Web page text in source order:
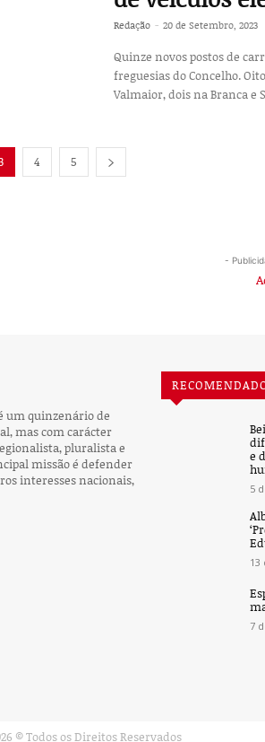
Redação - 20 de Setembro, 2023
Quinze novos postos de
freguesias do Concelho.
Valmaior, dois na Branca e
4 5
-
um quinzenário de
mas com carácter
pluralista e
missão é defender
interesses nacionais,
e
5
13
7
© Todos os Direitos Reservados